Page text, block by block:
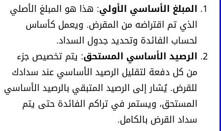
المبلغ الأساسي الأولي: هذا هو المبلغ الأصلي
الذي تم اقتراضه من المقرض. ويعمل كأساس
لحساب الفائدة وتحديد جدول السداد.
الرصيد الأساسي المستحق: يتم تخصيص جزء
من كل دفعة لتقليل الرصيد الأساسي عند سدادك
للقرض. يُشار إلى الرصيد المتبقي بالرصيد الأساسي
المستحق، ويستمر في تراكم الفائدة حتى يتم
سداد القرض بالكامل.